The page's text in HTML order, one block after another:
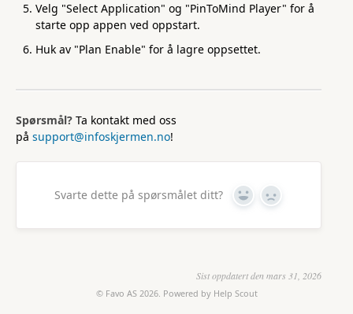
Velg "Select Application" og "PinToMind Player" for å
starte opp appen ved oppstart.
Huk av "Plan Enable" for å lagre oppsettet.
Spørsmål? Ta kontakt med oss
på support@infoskjermen.no!
Svarte dette på spørsmålet ditt? Yes No
Sist oppdatert den mars 31, 2026
© Favo AS2026. Powered by Help Scout